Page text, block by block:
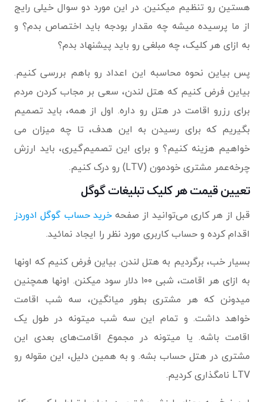
هستین رو تنظیم میکنین. در این مورد دو سوال خیلی رایج
از ما پرسیده میشه چه مقدار بودجه باید اختصاص بدم؟ و
به ازای هر کلیک، چه مبلغی رو باید پیشنهاد بدم؟
پس بیاین نحوه‌ محاسبه این اعداد رو باهم بررسی کنیم.
بیاین فرض کنیم که هتل لندن، سعی بر مجاب ‌کردن مردم
برای رزرو اقامت در هتل رو داره. اول از همه، باید تصمیم
بگیریم که برای رسیدن به این هدف، تا چه میزان می
خواهیم هزینه کنیم؟ و برای این تصمیم‌گیری، باید ارزش
چرخه‌عمر مشتری خودمون (LTV) رو درک کنیم.
تعیین قیمت هر کلیک تبلیغات گوگل
قبل از هر کاری می‌توانید از صفحهخرید حساب گوگل ادوردز
اقدام کرده و حساب کاربری مورد نظر را ایجاد نمائید.
بسیار خب، برگردیم به هتل لندن. بیاین فرض کنیم که اونها
به ازای هر اقامت، شبی ۱۰۰ دلار سود میکنن. اونها همچنین
میدونن که هر مشتری بطور میانگین، سه شب اقامت
خواهد ‌داشت. و تمام این سه شب میتونه در طول یک
اقامت باشه. یا میتونه در مجموع اقامت‌های بعدی این
مشتری در هتل حساب بشه. و به همین دلیل، این مقوله رو
LTV نامگذاری کردیم.